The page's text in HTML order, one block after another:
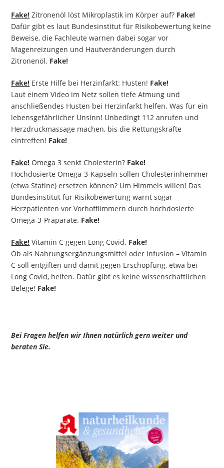
Fake! Zitronenöl löst Mikroplastik im Körper auf? Fake!
Dafür gibt es laut Bundesinstitut für Risikobewertung keine
Beweise, die Fachleute warnen dabei sogar vor
Magenreizungen und Hautveränderungen durch
Zitronenöl. Fake!
Fake! Erste Hilfe bei Herzinfarkt: Husten! Fake!
Laut einem Video im Netz sollen tiefe Atmung und
anschließendes Husten bei Herzinfarkt helfen. Was für ein
lebensgefährlicher Unsinn! Unbedingt 112 anrufen und
Herzdruckmassage machen, bis die Rettungskräfte
eintreffen! Fake!
Fake! Omega 3 senkt Cholesterin? Fake!
Hochdosierte Omega-3-Kapseln sollen Cholesterinhemmer
(etwa Statine) ersetzen können? Um Himmels willen! Das
Bundesinstitut für Risikobewertung warnt sogar
Herzpatienten vor Vorhofflimmern durch hochdosierte
Omega-3-Präparate. Fake!
Fake! Vitamin C gegen Long Covid. Fake!
Ob als Nahrungsergänzungsmittel oder Infusion – Vitamin
C soll entgiften und damit gegen Erschöpfung, etwa bei
Long Covid, helfen. Dafür gibt es keine wissenschaftlichen
Belege! Fake!
Bei Fragen helfen wir Ihnen natürlich gern weiter und
beraten Sie.